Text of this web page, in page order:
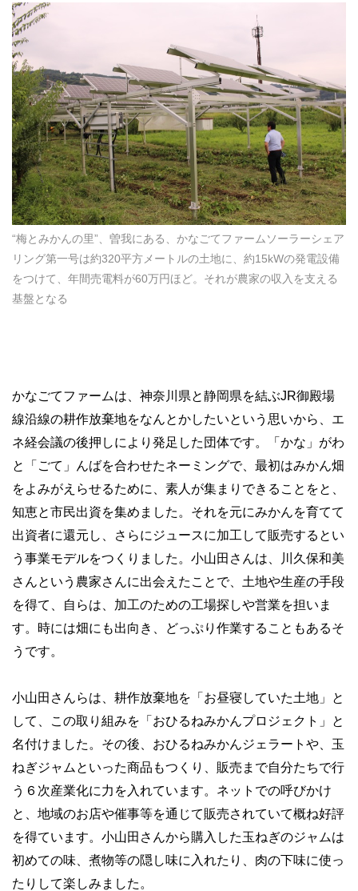
“梅とみかんの里”、曽我にある、かなごてファームソーラーシェア
リング第一号は約320平方メートルの土地に、約15kWの発電設備
をつけて、年間売電料が60万円ほど。それが農家の収入を支える
基盤となる
かなごてファームは、神奈川県と静岡県を結ぶJR御殿場
線沿線の耕作放棄地をなんとかしたいという思いから、エ
ネ経会議の後押しにより発足した団体です。「かな」がわ
と「ごて」んばを合わせたネーミングで、最初はみかん畑
をよみがえらせるために、素人が集まりできることをと、
知恵と市民出資を集めました。それを元にみかんを育てて
出資者に還元し、さらにジュースに加工して販売するとい
う事業モデルをつくりました。小山田さんは、川久保和美
さんという農家さんに出会えたことで、土地や生産の手段
を得て、自らは、加工のための工場探しや営業を担いま
す。時には畑にも出向き、どっぷり作業することもあるそ
うです。
小山田さんらは、耕作放棄地を「お昼寝していた土地」と
して、この取り組みを「おひるねみかんプロジェクト」と
名付けました。その後、おひるねみかんジェラートや、玉
ねぎジャムといった商品もつくり、販売まで自分たちで行
う６次産業化に力を入れています。ネットでの呼びかけ
と、地域のお店や催事等を通じて販売されていて概ね好評
を得ています。小山田さんから購入した玉ねぎのジャムは
初めての味、煮物等の隠し味に入れたり、肉の下味に使っ
たりして楽しみました。